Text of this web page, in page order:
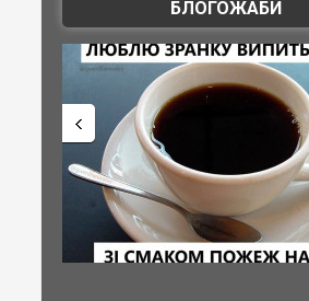
БЛОГОЖАБИ